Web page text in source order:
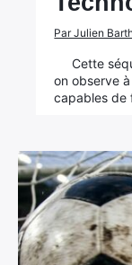
Par Julien
Cette
on observe
capables de